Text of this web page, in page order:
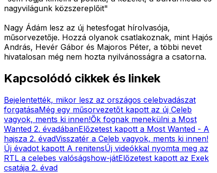
nagyvilágunk közszereplőit"
Nagy Ádám lesz az új hetesfogat hírolvasója,
műsorvezetője. Hozzá olyanok csatlakoznak, mint Hajós
András, Hevér Gábor és Majoros Péter, a többi nevet
hivatalosan még nem hozta nyilvánosságra a csatorna.
Kapcsolódó cikkek és linkek
Bejelentették, mikor lesz az országos celebvadászat
forgatásaMég egy műsorvezetőt kapott az új Celeb
vagyok, ments ki innen!Ők fognak menekülni a Most
Wanted 2. évadábanElőzetest kapott a Most Wanted - A
hajsza 2. évadVisszatér a Celeb vagyok, ments ki innen!
Új évadot kapott A renitensÚj videókkal nyomta meg az
RTL a celebes valóságshow-játElőzetest kapott az Exek
csatája 2. évad